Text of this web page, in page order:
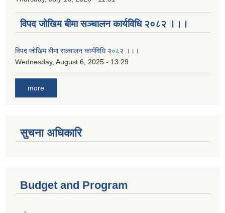
विपद जोखिम बीमा सञ्चालन कार्यविधि २०८२ ।।।
विपद जोखिम बीमा सञ्चालन कार्यविधि २०८२ ।।।
Wednesday, August 6, 2025 - 13:29
more
सुचना अधिकारि
Budget and Program